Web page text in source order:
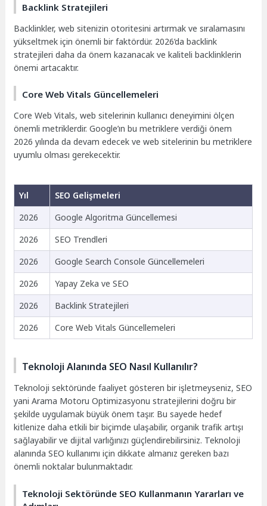
Backlink Stratejileri
Backlinkler, web sitenizin otoritesini artırmak ve sıralamasını
yükseltmek için önemli bir faktördür. 2026’da backlink
stratejileri daha da önem kazanacak ve kaliteli backlinklerin
önemi artacaktır.
Core Web Vitals Güncellemeleri
Core Web Vitals, web sitelerinin kullanıcı deneyimini ölçen
önemli metriklerdir. Google’ın bu metriklere verdiği önem
2026 yılında da devam edecek ve web sitelerinin bu metriklere
uyumlu olması gerekecektir.
Yıl
SEO Gelişmeleri
2026
Google Algoritma Güncellemesi
2026
SEO Trendleri
2026
Google Search Console Güncellemeleri
2026
Yapay Zeka ve SEO
2026
Backlink Stratejileri
2026
Core Web Vitals Güncellemeleri
Teknoloji Alanında SEO Nasıl Kullanılır?
Teknoloji sektöründe faaliyet gösteren bir işletmeyseniz, SEO
yani Arama Motoru Optimizasyonu stratejilerini doğru bir
şekilde uygulamak büyük önem taşır. Bu sayede hedef
kitlenize daha etkili bir biçimde ulaşabilir, organik trafik artışı
sağlayabilir ve dijital varlığınızı güçlendirebilirsiniz. Teknoloji
alanında SEO kullanımı için dikkate almanız gereken bazı
önemli noktalar bulunmaktadır.
Teknoloji Sektöründe SEO Kullanmanın Yararları ve